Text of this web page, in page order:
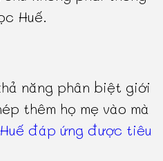
Huế.
năng phân biệt giới
thêm họ mẹ vào mà
đáp ứng được tiêu